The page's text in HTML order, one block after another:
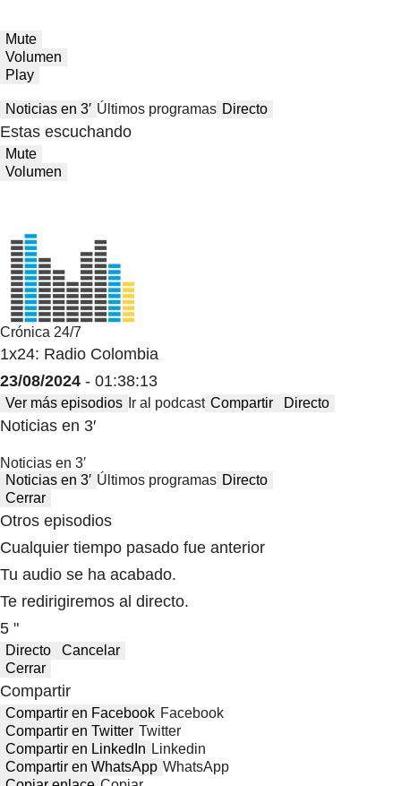
Mute
Volumen
Play
Noticias en 3′ Últimos programas Directo
Estas escuchando
Mute
Volumen
Crónica 24/7
1x24: Radio Colombia
23/08/2024 - 01:38:13
Ver más episodios Ir al podcast Compartir Directo
Noticias en 3′
Noticias en 3′
Noticias en 3′ Últimos programas Directo
Cerrar
Otros episodios
Cualquier tiempo pasado fue anterior
Tu audio se ha acabado.
Te redirigiremos al directo.
5 "
Directo
Cancelar
Cerrar
Compartir
Compartir en Facebook Facebook
Compartir en Twitter Twitter
Compartir en LinkedIn Linkedin
Compartir en WhatsApp WhatsApp